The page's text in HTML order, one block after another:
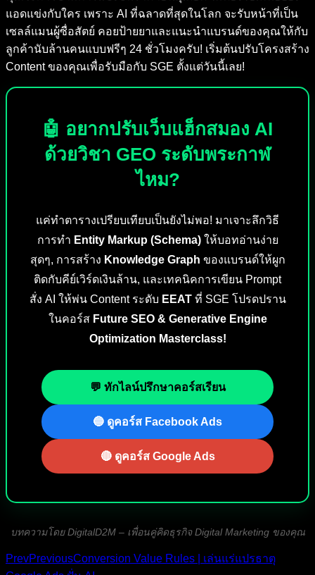
แอดแข่งกับใคร เพราะ AI ที่ฉลาดที่สุดในโลก จะรับหน้าที่เป็น
เซลล์แมนผู้ซื่อสัตย์ คอยป้ายยาและแนะนำแบรนด์ของคุณให้กับ
ลูกค้านับล้านคนแบบฟรีๆ 24 ชั่วโมงครับ! เริ่มต้นปรับโครงสร้าง
Content ของคุณเพื่อรับมือกับ SGE ตั้งแต่วันนี้เลย!
🤖 อยากปรับเว็บแฮ็กสมอง AI
ด้วยวิชา GEO ระดับพระกาฬ
ไหม?
แค่ทำตารางเปรียบเทียบเป็นยังไม่พอ! มาเจาะลึกวิธี
การทำ Entity Markup (Schema)ให้บอทอ่านง่าย
สุดๆ, การสร้าง Knowledge Graph ของแบรนด์ให้ผูก
ติดกับคีย์เวิร์ดเงินล้าน, และเทคนิคการเขียน Prompt
สั่ง AI ให้พ่น Content ระดับ EEATที่ SGE โปรดปราน
ในคอร์ส Future SEO & Generative Engine
Optimization Masterclass!
💬 ทักไลน์ปรึกษาคอร์สเรียน
🔵 ดูคอร์ส Facebook Ads
🔴 ดูคอร์ส Google Ads
บทความโดย DigitalD2M – เพื่อนคู่คิดธุรกิจ Digital Marketing ของคุณ
PrevPreviousConversion Value Rules | เล่นแร่แปรธาตุ